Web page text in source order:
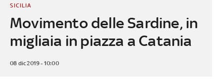
Movimento delle Sardine, in
migliaia in piazza a Catania
SICILIA
08 dic 2019 - 10:00